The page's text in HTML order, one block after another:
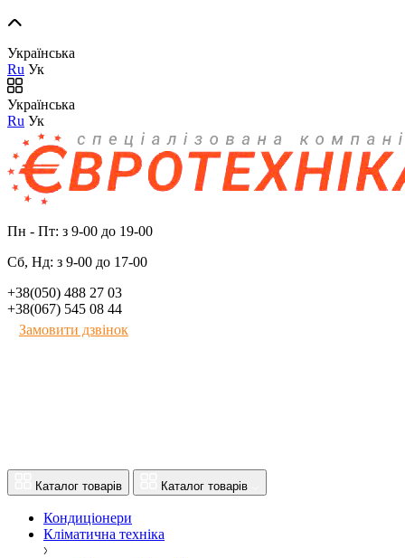
Українська
Ru Ук
Українська
Ru Ук
Пн - Пт: з 9-00 до 19-00
Сб, Нд: з 9-00 до 17-00
+38(050) 488 27 03
+38(067) 545 08 44
Замовити дзвінок
Каталог товарів Каталог товарів
Кондиціонери
Кліматична техніка